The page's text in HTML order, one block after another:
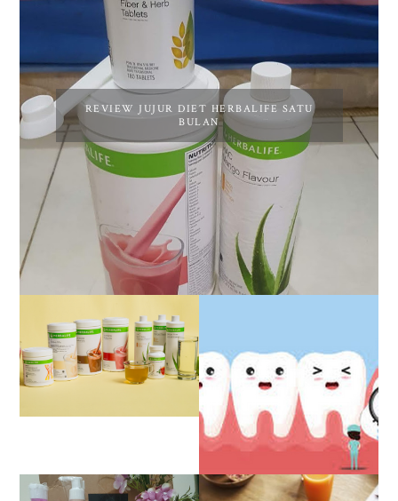
REVIEW JUJUR DIET HERBALIFE SATU
BULAN
REVIEW JUJUR
SETELAH HAMPIR 2
TAHUN BERHENTI DIET
HERBALIFE
PENGALAMAN OPERASI
IMPAKSI GIGI